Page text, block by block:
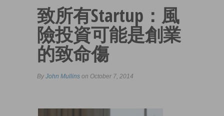
致所有Startup：風
險投資可能是創業
的致命傷
By John Mullins on October 7, 2014